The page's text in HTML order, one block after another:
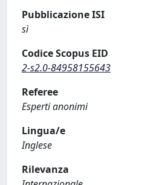
Pubblicazione ISI
sì
Codice Scopus EID
2-s2.0-84958155643
Referee
Esperti anonimi
Lingua/e
Inglese
Rilevanza